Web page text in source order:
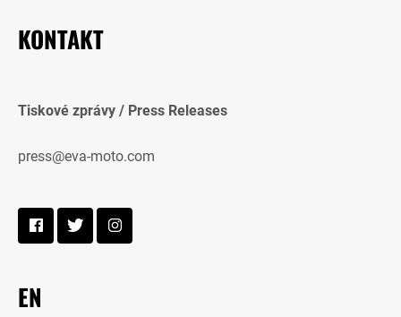
KONTAKT
Tiskové zprávy / Press Releases
press@eva-moto.com
EN